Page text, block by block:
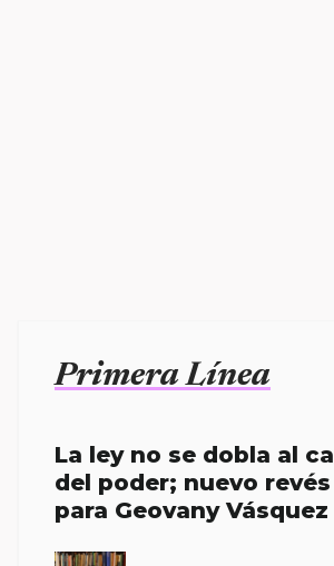
Primera Línea
La ley no se dobla al
del poder; nuevo
para Geovany Vásquez